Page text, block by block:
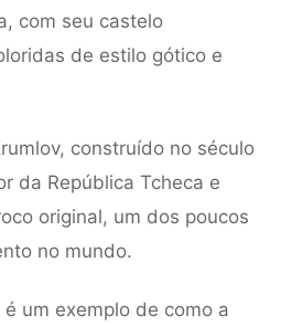
com seu castelo
de estilo gótico e
construído no século
da República Tcheca e
original, um dos poucos
no mundo.
um exemplo de como a